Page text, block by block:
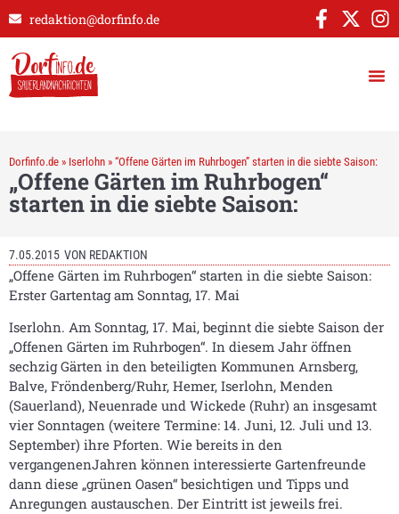
redaktion@dorfinfo.de
Dorfinfo.de » Iserlohn » “Offene Gärten im Ruhrbogen” starten in die siebte Saison:
„Offene Gärten im Ruhrbogen“
starten in die siebte Saison:
7.05.2015 VON REDAKTION
„Offene Gärten im Ruhrbogen“ starten in die siebte Saison:
Erster Gartentag am Sonntag, 17. Mai
Iserlohn. Am Sonntag, 17. Mai, beginnt die siebte Saison der
„Offenen Gärten im Ruhrbogen“. In diesem Jahr öffnen
sechzig Gärten in den beteiligten Kommunen Arnsberg,
Balve, Fröndenberg/Ruhr, Hemer, Iserlohn, Menden
(Sauerland), Neuenrade und Wickede (Ruhr) an insgesamt
vier Sonntagen (weitere Termine: 14. Juni, 12. Juli und 13.
September) ihre Pforten. Wie bereits in den
vergangenenJahren können interessierte Gartenfreunde
dann diese „grünen Oasen“ besichtigen und Tipps und
Anregungen austauschen. Der Eintritt ist jeweils frei.